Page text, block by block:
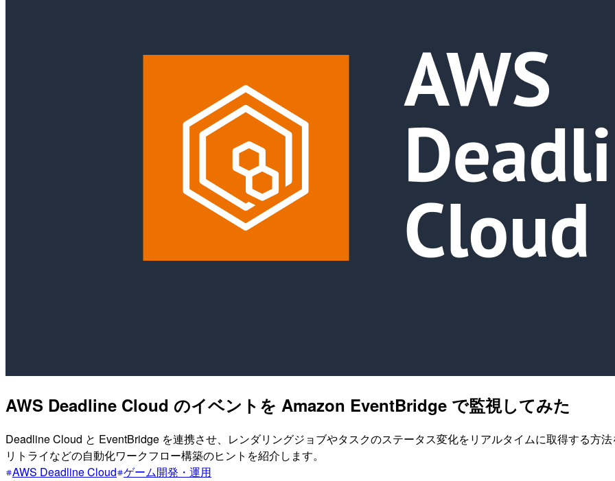
AWS Deadline Cloud のイベントを Amazon EventBridge で監視してみた
Deadline Cloud と EventBridge を連携させ、レンダリングジョブやタスクのステータス変化をリアルタイムに取得する方
リトライなどの自動化ワークフロー構築のヒントを紹介します。
AWS Deadline Cloud ゲーム開発・運用